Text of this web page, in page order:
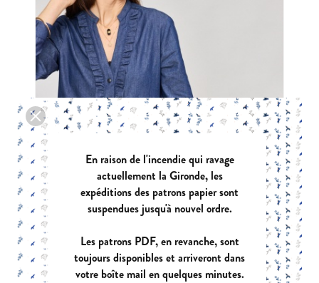
ARIZONA
En raison de l'incendie qui ravage
actuellement la Gironde, les
expéditions des patrons papier sont
suspendues jusqu'à nouvel ordre.
Les patrons PDF, en revanche, sont
toujours disponibles et arriveront dans
votre boîte mail en quelques minutes.